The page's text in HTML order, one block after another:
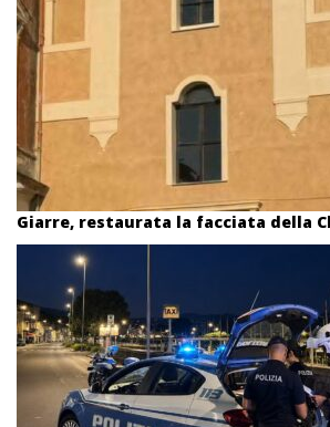
Giarre, restaurata la facciata della